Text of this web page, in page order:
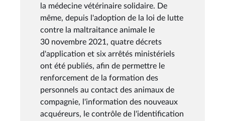
la médecine vétérinaire solidaire. De
même, depuis l'adoption de la loi de lutte
contre la maltraitance animale le
30 novembre 2021, quatre décrets
d'application et six arrêtés ministériels
ont été publiés, afin de permettre le
renforcement de la formation des
personnels au contact des animaux de
compagnie, l'information des nouveaux
acquéreurs, le contrôle de l'identification